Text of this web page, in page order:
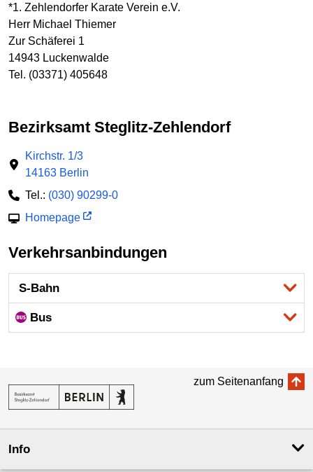
*1. Zehlendorfer Karate Verein e.V.
Herr Michael Thiemer
Zur Schäferei 1
14943 Luckenwalde
Tel. (03371) 405648
Bezirksamt Steglitz-Zehlendorf
Kirchstr. 1/3
14163 Berlin
Tel.: (030) 90299-0
Homepage
Verkehrsanbindungen
S-Bahn
Bus
zum Seitenanfang
Info